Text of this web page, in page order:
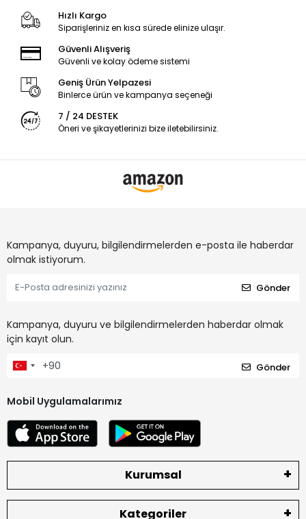
Hızlı Kargo
Siparişleriniz en kısa sürede elinize ulaşır.
Güvenli Alışveriş
Güvenli ve kolay ödeme sistemi
Geniş Ürün Yelpazesi
Binlerce ürün ve kampanya seçeneği
7 / 24 DESTEK
Öneri ve şikayetlerinizi bize iletebilirsiniz.
Kampanya, duyuru, bilgilendirmelerden e-posta ile haberdar
olmak istiyorum.
Gönder
Kampanya, duyuru ve bilgilendirmelerden haberdar olmak
için kayıt olun.
Gönder
Mobil Uygulamalarımız
Kurumsal
Kategoriler